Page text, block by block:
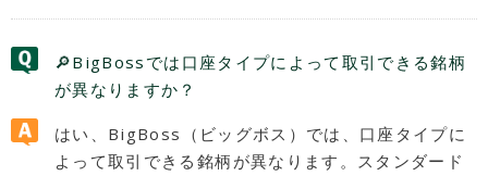
🔎BigBossでは口座タイプによって取引できる銘柄
が異なりますか？
はい、BigBoss（ビッグボス）では、口座タイプに
よって取引できる銘柄が異なります。スタンダード